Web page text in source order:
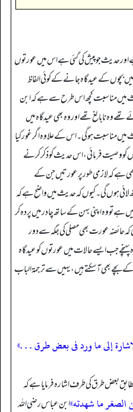
اور حدیث جو پیش کی گئی ہے اس میں عورتوں
بچوں کے عیدگاہ جانے کے کوئی الفاظ
میں مناسبت کچھ اس طرح سے ہے کہ ابن
وہ نابالغ تھے اور وہ بھی عیدگاہ میں
مناسبت ہو گی۔ اس کے علاوہ اگر غور کیا
کو وصیت فرمائی، اس حدیث کو ذکر کرنے
ہے کہ لازمی طور پر عورتیں جن کے
ہوں گی۔ کیوں کہ حدیث میں واضح ہے کہ
تو وہ اپنی بہن کے ساتھ چادر میں پردہ کر
حائضہ عورت بھی مصلی کی جگہ سے دور
جب ایسے حالات میں عورتوں کو عیدگاہ
بچے بھی آ سکتے ہیں، یہیں سے ترجمۃ الباب
إلى ما ورد فى بعض طرق . . .»
بعض طرق کی طرف اشارہ فرمایا ہے کہ
الصغر ما شهدته»ابن عباس رضی اللہ